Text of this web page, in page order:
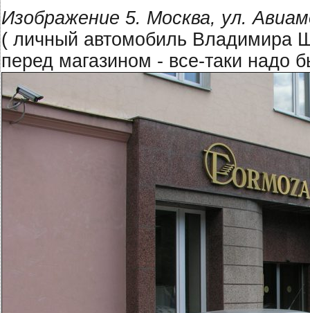
Изображение 5. Москва, ул.
( личный автомобиль Владимира
перед магазином - все-таки надо